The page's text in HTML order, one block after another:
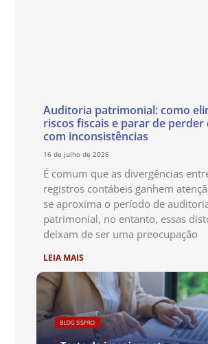
Auditoria patrimonial: como
riscos fiscais e parar de
com inconsistências
16 de julho de 2026
É comum que as divergências
registros contábeis ganhem
se aproxima o período de
patrimonial, no entanto, essas
deixam de ser uma preocupação
LEIA MAIS